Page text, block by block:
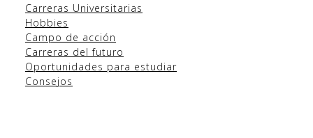
Carreras Universitarias
Hobbies
Campo de acción
Carreras del futuro
Oportunidades para estudiar
Consejos